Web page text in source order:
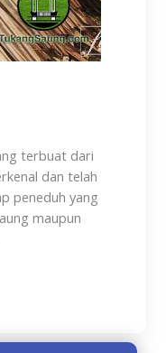
terbuat dari
dan telah
peneduh yang
maupun